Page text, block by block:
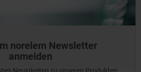
norelem Newsletter
anmelden